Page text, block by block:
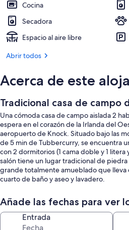
Cocina
Secadora
Espacio al aire libre
Abrir todos
Acerca de este
Tradicional casa de campo
Una cómoda casa de campo aislada 2
espera en el corazón de la Irlanda del
aeropuerto de Knock. Situado bajo las
de 5 min de Tubbercurry, se encuentra
con 2 dormitorios (1 cama doble y 1 litera
salón tiene un lugar tradicional de
grande totalmente amueblado que lleva
cuarto de baño y aseo y lavadero.
Moy para la pesca, Ballina, playas
forma salvaje del Atlántico está en la
ciclistas. Está a 20 minutos en coche a
teatro, el cine y los sitios de interés
Añade las fechas para ver
Entrada